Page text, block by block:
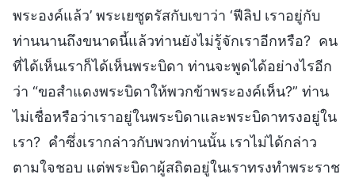
พระองค์แล้ว’ พระเยซูตรัสกับเขาว่า ‘ฟีลิป เราอยู่กับ
ท่านนานถึงขนาดนี้แล้วท่านยังไม่รู้จักเราอีกหรือ? คน
ที่ได้เห็นเราก็ได้เห็นพระบิดา ท่านจะพูดได้อย่างไรอีก
ว่า “ขอสำแดงพระบิดาให้พวกข้าพระองค์เห็น?” ท่าน
ไม่เชื่อหรือว่าเราอยู่ในพระบิดาและพระบิดาทรงอยู่ใน
เรา? คำซึ่งเรากล่าวกับพวกท่านนั้น เราไม่ได้กล่าว
ตามใจชอบ แต่พระบิดาผู้สถิตอยู่ในเราทรงทำพระราช